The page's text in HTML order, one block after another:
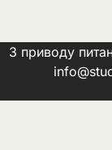
З приводу